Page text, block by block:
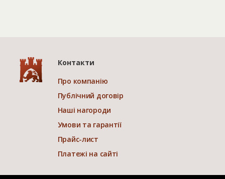
Контакти
Про компанію
Публічний договір
Наші нагороди
Умови та гарантії
Прайс-лист
Платежі на сайті